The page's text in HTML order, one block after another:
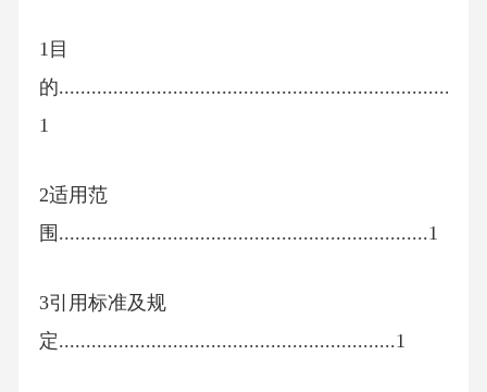
1目
的.........................................................................
1
2适用范
围....................................................................1
3引用标准及规
定..............................................................1